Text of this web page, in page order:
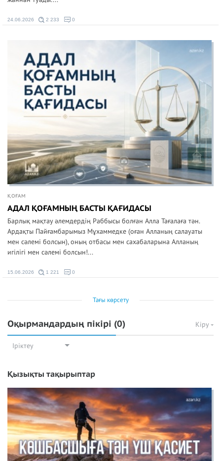
24.06.2026 2 233 0
ҚОҒАМ
АДАЛ ҚОҒАМНЫҢ БАСТЫ ҚАҒИДАСЫ
Барлық мақтау әлемдердің Раббысы болған Алла Тағалаға тән.
Ардақты Пайғамбарымыз Мұхаммедке (оған Алланың салауаты
мен сәлемі болсын), оның отбасы мен сахабаларына Алланың
игілігі мен сәлемі болсын!...
15.06.2026 1 221 0
Тағы көрсету
Оқырмандардың пікірі (0) Кіру
Іріктеу
Қызықты тақырыптар